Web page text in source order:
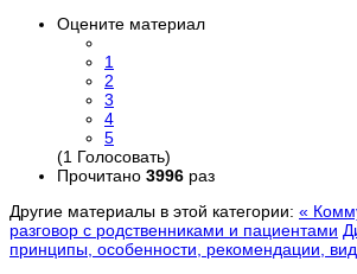
Оцените материал
1
2
3
4
5
(1 Голосовать)
Прочитано 3996 раз
Другие материалы в этой категории: «
разговор с родственниками и пациентами
принципы, особенности, рекомендации,